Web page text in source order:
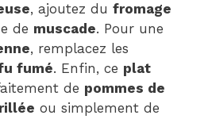
, ajoutez du fromage
de muscade. Pour une
, remplacez les
fumé. Enfin, ce plat
de pommes de
ou simplement de